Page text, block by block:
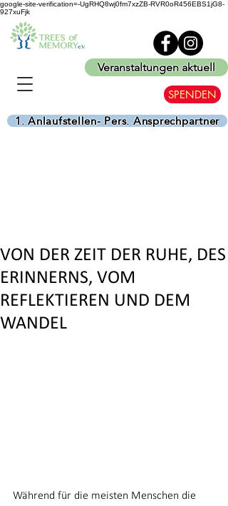
google-site-verification=-UgRHQ8wj0fm7xzZB-RVR0oR456EBS1jG8-
927xuFjk
SPENDEN
Veranstaltungen aktuell
1. Anlaufstellen- Pers. Ansprechpartner
VON DER ZEIT DER RUHE, DES
ERINNERNS, VOM
REFLEKTIEREN UND DEM
WANDEL
Während für die meisten Menschen die